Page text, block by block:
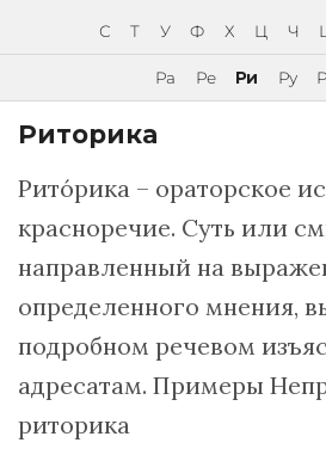
С Т У Ф Х Ц Ч
Ра Ре Ри Ру
Риторика
Ритóрика – ораторское
красноречие. Суть или
направленный на
определенного мнения,
подробном речевом
адресатам. Примеры
риторика